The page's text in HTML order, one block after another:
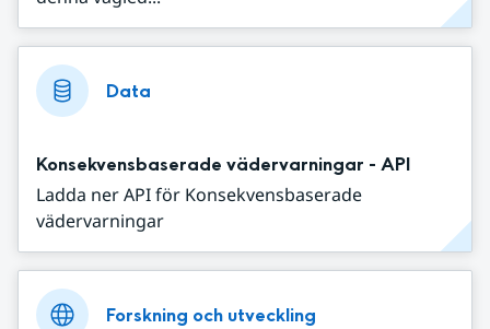
Data
Konsekvensbaserade vädervarningar - API
Ladda ner API för Konsekvensbaserade
vädervarningar
Forskning och utveckling